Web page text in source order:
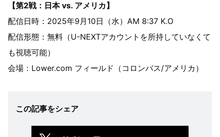
【第2戦：日本 vs. アメリカ】
配信日時：2025年9月10日（水）AM 8:37 K.O
配信形態：無料（U-NEXTアカウントを所持していなくて
も視聴可能）
会場：Lower.com フィールド（コロンバス/アメリカ）
この記事をシェア